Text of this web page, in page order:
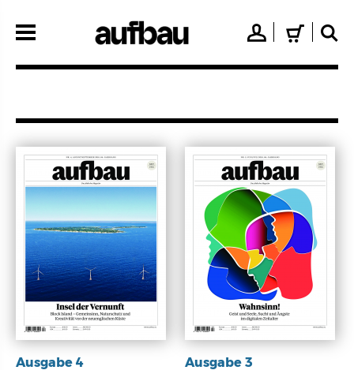
zum
👤 🛒 🔍
Ausgabe 4 Ausgabe 3